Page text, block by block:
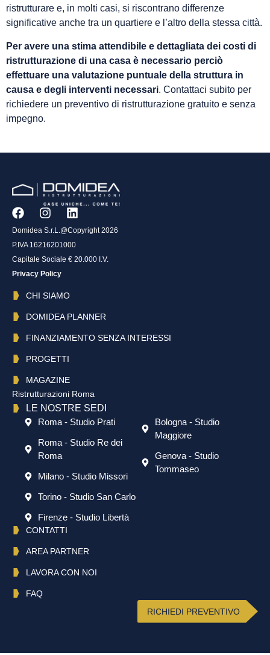
ristrutturare e, in molti casi, si riscontrano differenze
significative anche tra un quartiere e l’altro della stessa città.
Per avere una stima attendibile e dettagliata dei costi di
ristrutturazione di una casa è necessario perciò
effettuare una valutazione puntuale della struttura in
causa e degli interventi necessari. Contattaci subito per
richiedere un preventivo di ristrutturazione gratuito e senza
impegno.
Domidea S.r.L.@Copyright 2026
P.IVA 16216201000
Capitale Sociale € 20.000 I.V.
Privacy Policy
CHI SIAMO
DOMIDEA PLANNER
FINANZIAMENTO SENZA INTERESSI
PROGETTI
MAGAZINE
Ristrutturazioni Roma
LE NOSTRE SEDI
Roma - Studio Prati
Roma - Studio Re dei
Roma
Milano - Studio Missori
Torino - Studio San Carlo
Firenze - Studio Libertà
Bologna - Studio
Maggiore
Genova - Studio
Tommaseo
CONTATTI
AREA PARTNER
LAVORA CON NOI
FAQ
RICHIEDI PREVENTIVO